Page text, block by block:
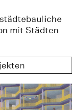
mit Städten